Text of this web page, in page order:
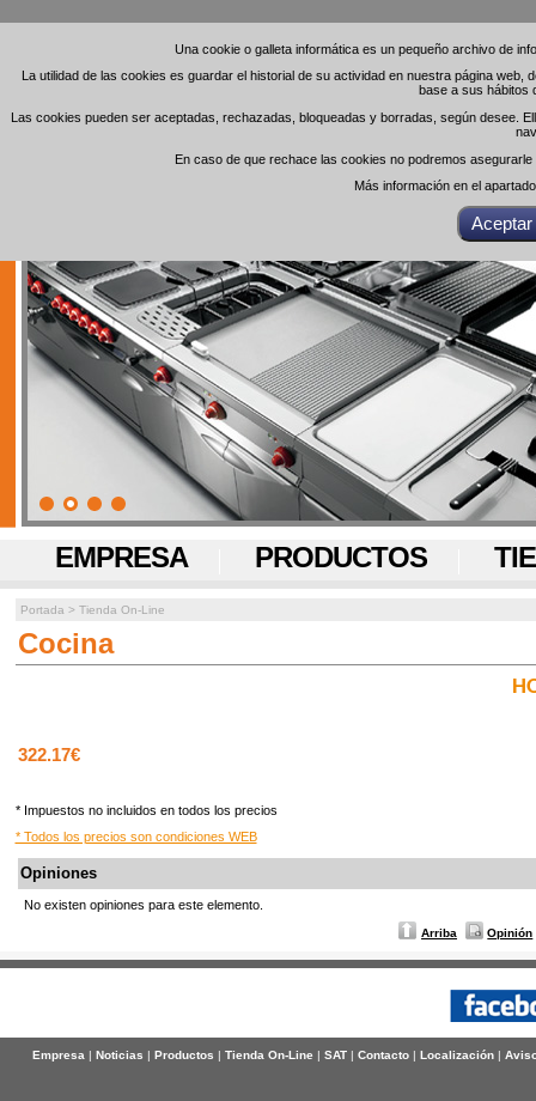
Una cookie o galleta informática es un pequeño archivo de
La utilidad de las cookies es guardar el historial de su actividad en nuestra página
base a sus hábitos
Las cookies pueden ser aceptadas, rechazadas, bloqueadas y borradas, según desee.
En caso de que rechace las cookies no podremos
Más información en el
Una cookie o galleta informática es un pequeño archivo de
La utilidad de las cookies es guardar el historial de su actividad en nuestra página
base a sus hábitos
Las cookies pueden ser aceptadas, rechazadas, bloqueadas y borradas, según desee.
En caso de que rechace las cookies no podremos
Más información en el
EMPRESA PRODUCTOS
Portada > Tienda On-Line
Cocina
322.17€
* Impuestos no incluidos en todos los precios
* Todos los precios son condiciones WEB
Opiniones
No existen opiniones para este elemento.
Arriba Opinión
Empresa| Noticias | Productos | Tienda On-Line | SAT| Contacto| Localización|